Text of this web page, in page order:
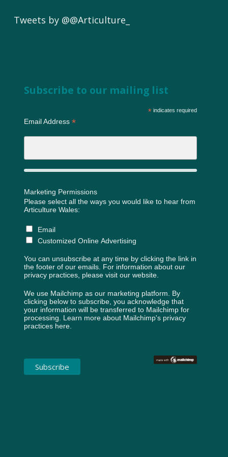
Tweets by @@Articulture_
Subscribe to our mailing list
*indicates required
Email Address *
Marketing Permissions
Please select all the ways you would like to hear from
Articulture Wales:
Email
Customized Online Advertising
You can unsubscribe at any time by clicking the link in
the footer of our emails. For information about our
privacy practices, please visit our website.
We use Mailchimp as our marketing platform. By
clicking below to subscribe, you acknowledge that
your information will be transferred to Mailchimp for
processing. Learn more about Mailchimp's privacy
practices here.